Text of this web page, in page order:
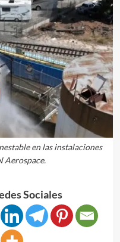
en las instalaciones
Aerospace.
Sociales